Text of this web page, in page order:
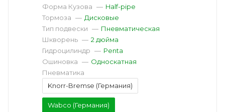
Форма Кузова — Half-pipe
Тормоза — Дисковые
Тип подвески — Пневматическая
Шкворень — 2 дюйма
Гидроцилиндр — Penta
Ошиновка — Односкатная
Пневматика
Knorr-Bremse (Германия)
Wabco (Германия)